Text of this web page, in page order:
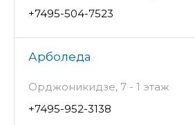
+7495-504-7523
Арболеда
Орджоникидзе, 7 - 1 этаж
+7495-952-3138